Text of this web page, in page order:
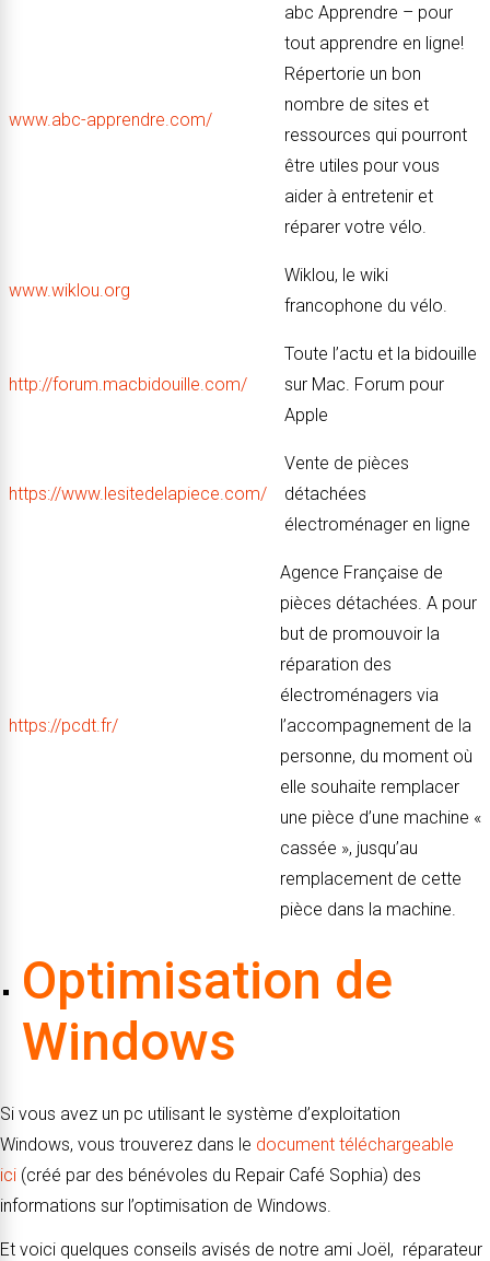
www.abc-apprendre.com/
abc Apprendre – pour
tout apprendre en ligne!
Répertorie un bon
nombre de sites et
ressources qui pourront
être utiles pour vous
aider à entretenir et
réparer votre vélo.
www.wiklou.org
Wiklou, le wiki
francophone du vélo.
http://forum.macbidouille.com/
Toute l’actu et la bidouille
sur Mac. Forum pour
Apple
https://www.lesitedelapiece.com/
Vente de pièces
détachées
électroménager en ligne
https://pcdt.fr/
Agence Française de
pièces détachées. A pour
but de promouvoir la
réparation des
électroménagers via
l’accompagnement de la
personne, du moment où
elle souhaite remplacer
une pièce d’une machine «
cassée », jusqu’au
remplacement de cette
pièce dans la machine.
Optimisation de
Windows
Si vous avez un pc utilisant le système d’exploitation
Windows, vous trouverez dans le document téléchargeable
ici (créé par des bénévoles du Repair Café Sophia) des
informations sur l’optimisation de Windows.
Et voici quelques conseils avisés de notre ami Joël, réparateur